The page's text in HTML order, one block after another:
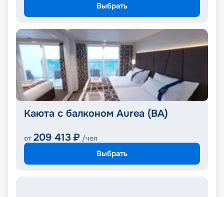
Выбрать
Каюта с балконом Aurea (BA)
от 209 413 ₽ /чел
Выбрать